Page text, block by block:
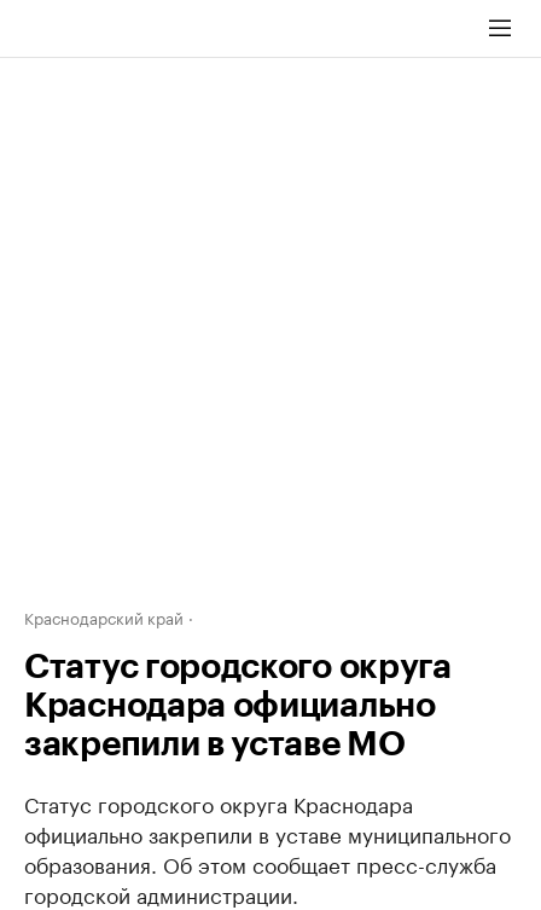
Краснодарский край
Статус городского округа
Краснодара официально
закрепили в уставе МО
Статус городского округа Краснодара
официально закрепили в уставе муниципального
образования. Об этом сообщает пресс-служба
городской администрации.